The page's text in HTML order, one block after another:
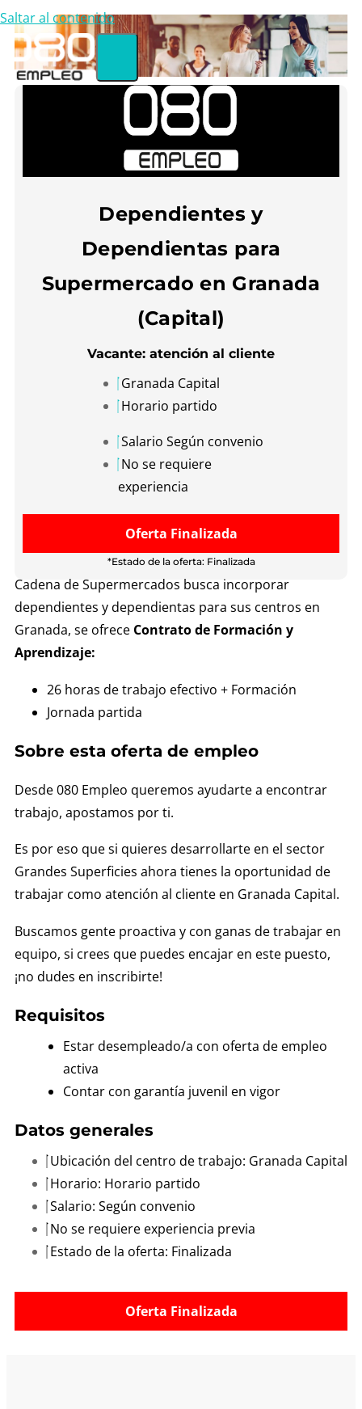
Saltar al contenido
Dependientes y
Dependientas para
Supermercado en Granada
(Capital)
Vacante: atención al cliente
Granada Capital
Horario partido
Salario Según convenio
No se requiere
experiencia
Oferta Finalizada
*Estado de la oferta: Finalizada
Cadena de Supermercados busca incorporar
dependientes y dependientas para sus centros en
Granada, se ofrece Contrato de Formación y
Aprendizaje:
26 horas de trabajo efectivo + Formación
Jornada partida
Sobre esta oferta de empleo
Desde 080 Empleo queremos ayudarte a encontrar
trabajo, apostamos por ti.
Es por eso que si quieres desarrollarte en el sector
Grandes Superficies ahora tienes la oportunidad de
trabajar como atención al cliente en Granada Capital.
Buscamos gente proactiva y con ganas de trabajar en
equipo, si crees que puedes encajar en este puesto,
¡no dudes en inscribirte!
Requisitos
Estar desempleado/a con oferta de empleo
activa
Contar con garantía juvenil en vigor
Datos generales
Ubicación del centro de trabajo: Granada Capital
Horario: Horario partido
Salario: Según convenio
No se requiere experiencia previa
Estado de la oferta: Finalizada
Oferta Finalizada